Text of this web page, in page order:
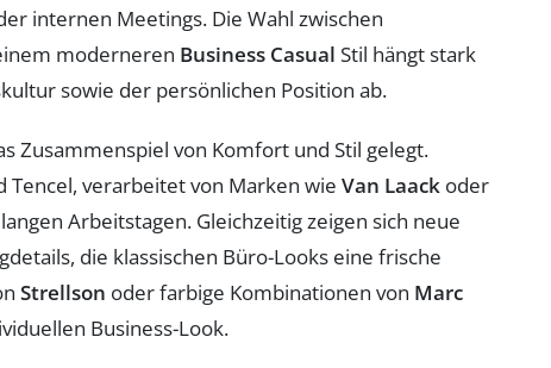
internen Meetings. Die Wahl zwischen
moderneren Business Casual Stil hängt stark
sowie der persönlichen Position ab.
Zusammenspiel von Komfort und Stil gelegt.
Tencel, verarbeitet von Marken wie Van Laack oder
Arbeitstagen. Gleichzeitig zeigen sich neue
die klassischen Büro-Looks eine frische
Strellson oder farbige Kombinationen von Marc
Business-Look.